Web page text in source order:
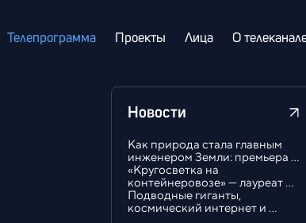
Телепрограмма Проекты Лица О
Новости
Как природа стала главным
инженером Земли: премьера
новых выпусков цикла
«Бионика»
«Кругосветка на
контейнеровозе» — лауреат
телефестиваля «Человек и
море»
Подводные гиганты,
космический интернет и